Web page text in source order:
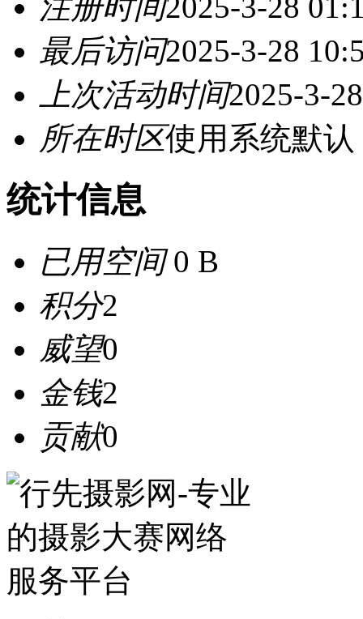
注册时间2025-3-28
最后访问2025-3-28
上次活动时间2025-3-
所在时区使用系统默认
统计信息
已用空间0 B
积分2
威望0
金钱2
贡献0